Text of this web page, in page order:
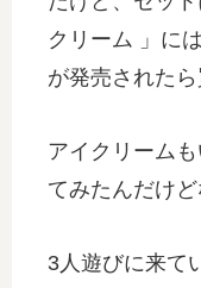
クリーム 」に
が発売されたら
アイクリーム
てみたんだけど
3人遊びに来て